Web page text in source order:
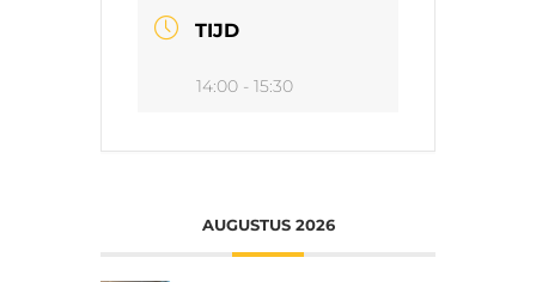
TIJD
14:00 - 15:30
AUGUSTUS 2026